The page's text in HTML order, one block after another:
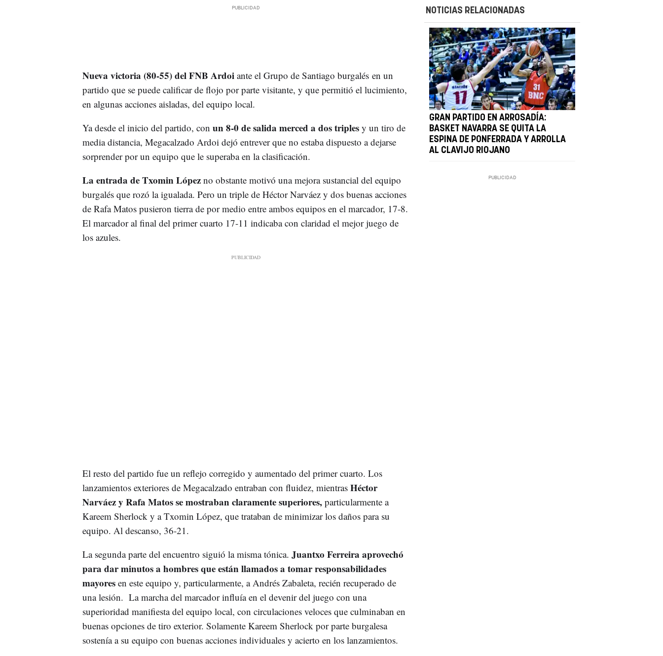
Nueva victoria (80-55) del FNB Ardoi ante el Grupo de Santiago burgalés en un
partido que se puede calificar de flojo por parte visitante, y que permitió el lucimiento,
en algunas acciones aisladas, del equipo local.
Ya desde el inicio del partido, con un 8-0 de salida merced a dos triples y un tiro de
media distancia, Megacalzado Ardoi dejó entrever que no estaba dispuesto a dejarse
sorprender por un equipo que le superaba en la clasificación.
La entrada de Txomin López no obstante motivó una mejora sustancial del equipo
burgalés que rozó la igualada. Pero un triple de Héctor Narváez y dos buenas acciones
de Rafa Matos pusieron tierra de por medio entre ambos equipos en el marcador, 17-8.
El marcador al final del primer cuarto 17-11 indicaba con claridad el mejor juego de
los azules.
El resto del partido fue un reflejo corregido y aumentado del primer cuarto. Los
lanzamientos exteriores de Megacalzado entraban con fluidez, mientras Héctor
Narváez y Rafa Matos se mostraban claramente superiores,particularmente a
Kareem Sherlock y a Txomin López, que trataban de minimizar los daños para su
equipo. Al descanso, 36-21.
La segunda parte del encuentro siguió la misma tónica. Juantxo Ferreira aprovechó
para dar minutos a hombres que están llamados a tomar responsabilidades
mayores en este equipo y, particularmente, a Andrés Zabaleta, recién recuperado de
una lesión. La marcha del marcador influía en el devenir del juego con una
superioridad manifiesta del equipo local, con circulaciones veloces que culminaban en
buenas opciones de tiro exterior. Solamente Kareem Sherlock por parte burgalesa
sostenía a su equipo con buenas acciones individuales y acierto en los lanzamientos.
NOTICIAS RELACIONADAS
GRAN PARTIDO EN ARROSADÍA:
BASKET NAVARRA SE QUITA LA
ESPINA DE PONFERRADA Y ARROLLA
AL CLAVIJO RIOJANO